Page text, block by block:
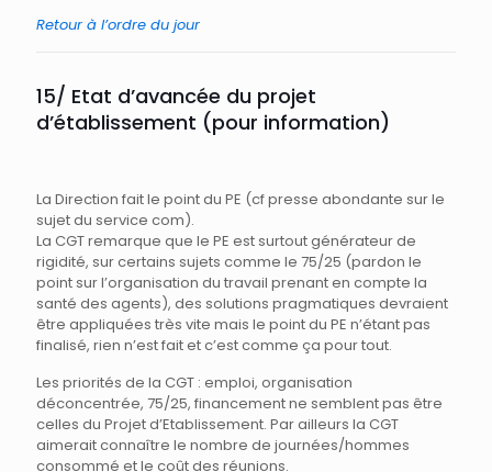
Retour à l’ordre du jour
15/ Etat d’avancée du projet
d’établissement (pour information)
La Direction fait le point du PE (cf presse abondante sur le
sujet du service com).
La CGT remarque que le PE est surtout générateur de
rigidité, sur certains sujets comme le 75/25 (pardon le
point sur l’organisation du travail prenant en compte la
santé des agents), des solutions pragmatiques devraient
être appliquées très vite mais le point du PE n’étant pas
finalisé, rien n’est fait et c’est comme ça pour tout.
Les priorités de la CGT : emploi, organisation
déconcentrée, 75/25, financement ne semblent pas être
celles du Projet d’Etablissement. Par ailleurs la CGT
aimerait connaître le nombre de journées/hommes
consommé et le coût des réunions.